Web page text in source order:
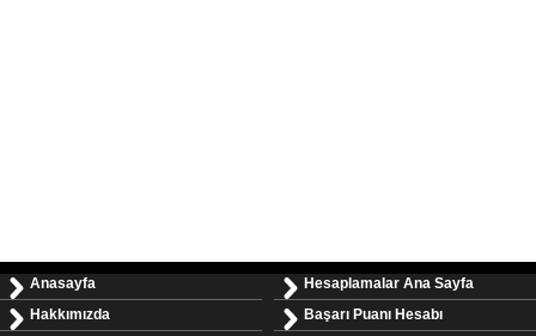
Anasayfa
Hakkımızda
Hesaplamalar Ana Sayfa
Başarı Puanı Hesabı